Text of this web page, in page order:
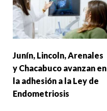
Junín, Lincoln, Arenales
y Chacabuco avanzan en
la adhesión a la Ley de
Endometriosis